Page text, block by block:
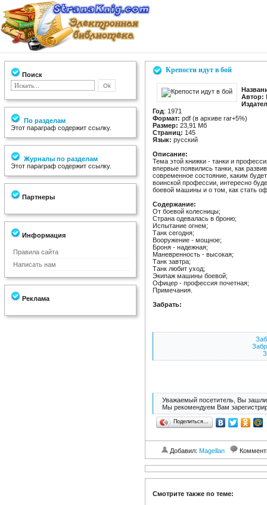
Поиск
По разделам
Этот параграф содержит ссылку.
Журналы по разделам
Этот параграф содержит ссылку.
Партнеры
Информация
Правила сайта
Написать нам
Реклама
Крепости идут в бой
Автор:
Год: 1971
Формат: pdf (в архиве rar+5%)
Размер: 23,91 Мб
Страниц: 145
Язык: русский
Описание:
Тема этой книжки - танки и
впервые появились танки, как
современное состояние, каким
воинской профессии, интересно
боевой машины и о том, как стать
Содержание:
От боевой колесницы;
Страна одевалась в броню;
Испытание огнем;
Танк сегодня;
Вооружение - мощное;
Броня - надежная;
Маневренность - высокая;
Танк завтра;
Танк любит уход;
Экипаж машины боевой;
Офицер - профессия почетная;
Примечания.
Забрать:
Уважаемый посетитель, Вы зашли
Мы рекомендуем Вам
Поделиться…
Добавил: Magellan
Смотрите также по теме: